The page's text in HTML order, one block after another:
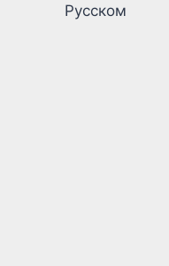
Русском